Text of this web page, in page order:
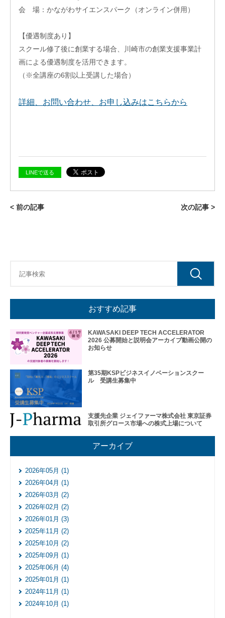
フィ
ス/
投資
ファ
ンド
ビジ
チン
ベー
ンス
ル
アク
そ
他
ハ
ズ
オ
援
再
生・
細胞
医療
化支
入
居
企
投
先
会 場：かながわサイエンスパーク（オンライン併用）
【優遇制度あり】
スクール修了後に創業する場合、川崎市の創業支援事業計
画による優遇制度を活用できます。
（※全講座の6割以上受講した場合）
詳細、お問い合わせ、お申し込みはこちらから
LINEで送る
< 前の記事 次の記事 >
おすすめ記事
KAWASAKI DEEP TECH ACCELERATOR
2026 公募開始と説明会アーカイブ動画公開の
お知らせ
第35期KSPビジネスイノベーションスクー
ル 受講生募集中
支援先企業 ジェイファーマ株式会社 東京証券
取引所グロース市場への株式上場について
アーカイブ
2026年05月 (1)
2026年04月 (1)
2026年03月 (2)
2026年02月 (2)
2026年01月 (3)
2025年11月 (2)
2025年10月 (2)
2025年09月 (1)
2025年06月 (4)
2025年01月 (1)
2024年11月 (1)
2024年10月 (1)